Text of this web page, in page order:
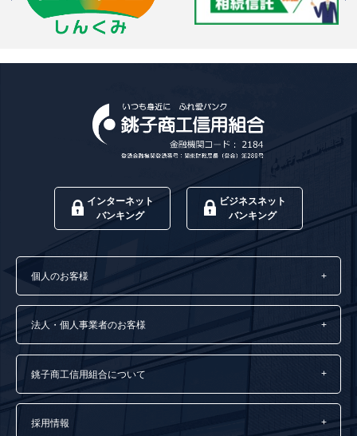
インターネット
バンキング
ビジネスネット
バンキング
個人のお客様
法人・個人事業者のお客様
銚子商工信用組合について
採用情報